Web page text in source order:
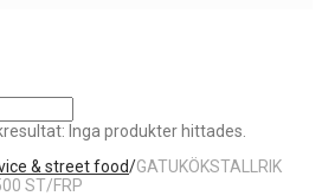
Inga produkter hittades.
& street food/GATUKÖKSTALLRIK
ST/FRP